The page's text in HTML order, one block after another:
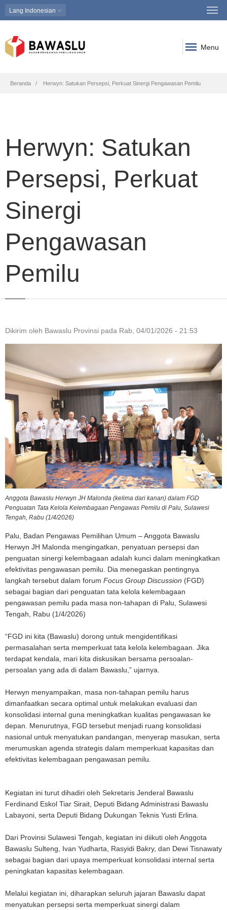
Lang Indonesian
Menu
Breadcrumb
Beranda Herwyn: Satukan Persepsi, Perkuat Sinergi Pengawasan Pemilu
Herwyn: Satukan
Persepsi, Perkuat
Sinergi
Pengawasan
Pemilu
Dikirim oleh Bawaslu Provinsi pada Rab, 04/01/2026 - 21:53
Anggota Bawaslu Herwyn JH Malonda (kelima dari kanan) dalam FGD
Penguatan Tata Kelola Kelembagaan Pengawas Pemilu di Palu, Sulawesi
Tengah, Rabu (1/4/2026)
Palu, Badan Pengawas Pemilihan Umum – Anggota Bawaslu
Herwyn JH Malonda mengingatkan, penyatuan persepsi dan
penguatan sinergi kelembagaan adalah kunci dalam meningkatkan
efektivitas pengawasan pemilu. Dia menegaskan pentingnya
langkah tersebut dalam forum Focus Group Discussion (FGD)
sebagai bagian dari penguatan tata kelola kelembagaan
pengawasan pemilu pada masa non-tahapan di Palu, Sulawesi
Tengah, Rabu (1/4/2026)
“FGD ini kita (Bawaslu) dorong untuk mengidentifikasi
permasalahan serta memperkuat tata kelola kelembagaan. Jika
terdapat kendala, mari kita diskusikan bersama persoalan-
persoalan yang ada di dalam Bawaslu,” ujarnya.
Herwyn menyampaikan, masa non-tahapan pemilu harus
dimanfaatkan secara optimal untuk melakukan evaluasi dan
konsolidasi internal guna meningkatkan kualitas pengawasan ke
depan. Menurutnya, FGD tersebut menjadi ruang konsolidasi
nasional untuk menyatukan pandangan, menyerap masukan, serta
merumuskan agenda strategis dalam memperkuat kapasitas dan
efektivitas kelembagaan pengawasan pemilu.
Kegiatan ini turut dihadiri oleh Sekretaris Jenderal Bawaslu
Ferdinand Eskol Tiar Sirait, Deputi Bidang Administrasi Bawaslu
Labayoni, serta Deputi Bidang Dukungan Teknis Yusti Erlina.
Dari Provinsi Sulawesi Tengah, kegiatan ini diikuti oleh Anggota
Bawaslu Sulteng, Ivan Yudharta, Rasyidi Bakry, dan Dewi Tisnawaty
sebagai bagian dari upaya memperkuat konsolidasi internal serta
peningkatan kapasitas kelembagaan.
Melalui kegiatan ini, diharapkan seluruh jajaran Bawaslu dapat
menyatukan persepsi serta memperkuat sinergi dalam